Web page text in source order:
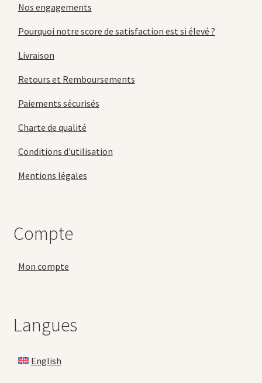
Nos engagements
Pourquoi notre score de satisfaction est si élevé ?
Livraison
Retours et Remboursements
Paiements sécurisés
Charte de qualité
Conditions d'utilisation
Mentions légales
Compte
Mon compte
Langues
English